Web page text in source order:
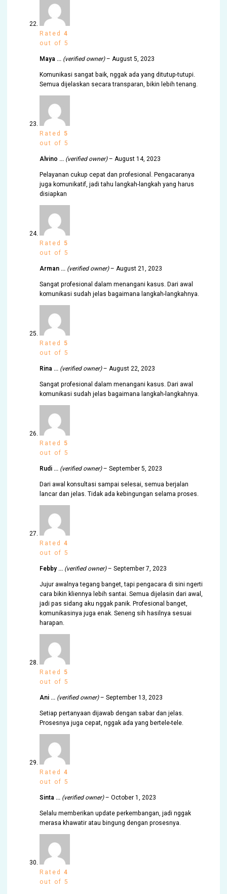
Rated4
out of 5
Maya … (verified owner)– August 5, 2023
Komunikasi sangat baik, nggak ada yang ditutup-tutupi.
Semua dijelaskan secara transparan, bikin lebih tenang.
Rated 5
out of 5
Alvino … (verified owner)– August 14, 2023
Pelayanan cukup cepat dan profesional. Pengacaranya
juga komunikatif, jadi tahu langkah-langkah yang harus
disiapkan
Rated 5
out of 5
Arman … (verified owner)– August 21, 2023
Sangat profesional dalam menangani kasus. Dari awal
komunikasi sudah jelas bagaimana langkah-langkahnya.
Rated 5
out of 5
Rina … (verified owner)– August 22, 2023
Sangat profesional dalam menangani kasus. Dari awal
komunikasi sudah jelas bagaimana langkah-langkahnya.
Rated 5
out of 5
Rudi … (verified owner)– September 5, 2023
Dari awal konsultasi sampai selesai, semua berjalan
lancar dan jelas. Tidak ada kebingungan selama proses.
Rated4
out of 5
Febby … (verified owner)– September 7, 2023
Jujur awalnya tegang banget, tapi pengacara di sini ngerti
cara bikin kliennya lebih santai. Semua dijelasin dari awal,
jadi pas sidang aku nggak panik. Profesional banget,
komunikasinya juga enak. Seneng sih hasilnya sesuai
harapan.
Rated 5
out of 5
Ani … (verified owner)– September 13, 2023
Setiap pertanyaan dijawab dengan sabar dan jelas.
Prosesnya juga cepat, nggak ada yang bertele-tele.
Rated4
out of 5
Sinta … (verified owner)– October 1, 2023
Selalu memberikan update perkembangan, jadi nggak
merasa khawatir atau bingung dengan prosesnya.
Rated4
out of 5